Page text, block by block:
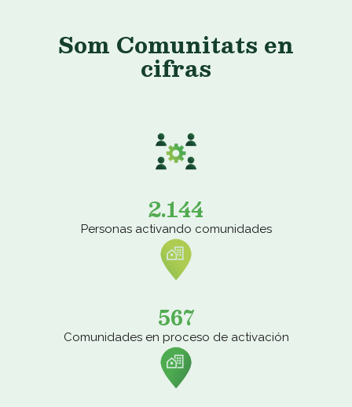
Som Comunitats en
cifras
2.144
Personas activando comunidades
567
Comunidades en proceso de activación